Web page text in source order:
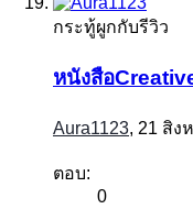
กระทู้ผูกกับรีวิว
หนังสือ
Aura1123, 21 สิง
ตอบ:
0